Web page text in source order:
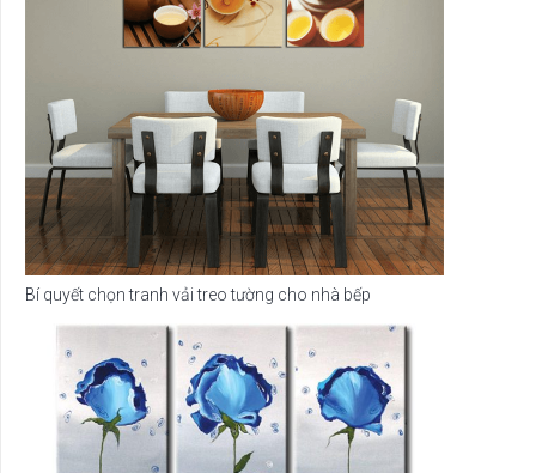
Bí quyết chọn tranh vải treo tường cho nhà bếp